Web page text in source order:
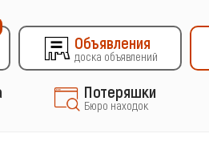
Объявления
доска объявлений
Потеряшки
Бюро находок